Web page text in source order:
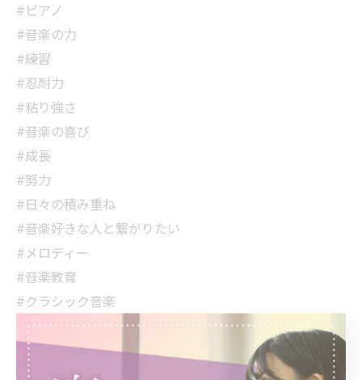
#ピアノ
#音楽の力
#練習
#忍耐力
#粘り強さ
#音楽の喜び
#成長
#努力
#日々の積み重ね
#音楽好きな人と繋がりたい
#メロディー
#音楽教育
#クラシック音楽
#気持ちを込めて
#音楽療法